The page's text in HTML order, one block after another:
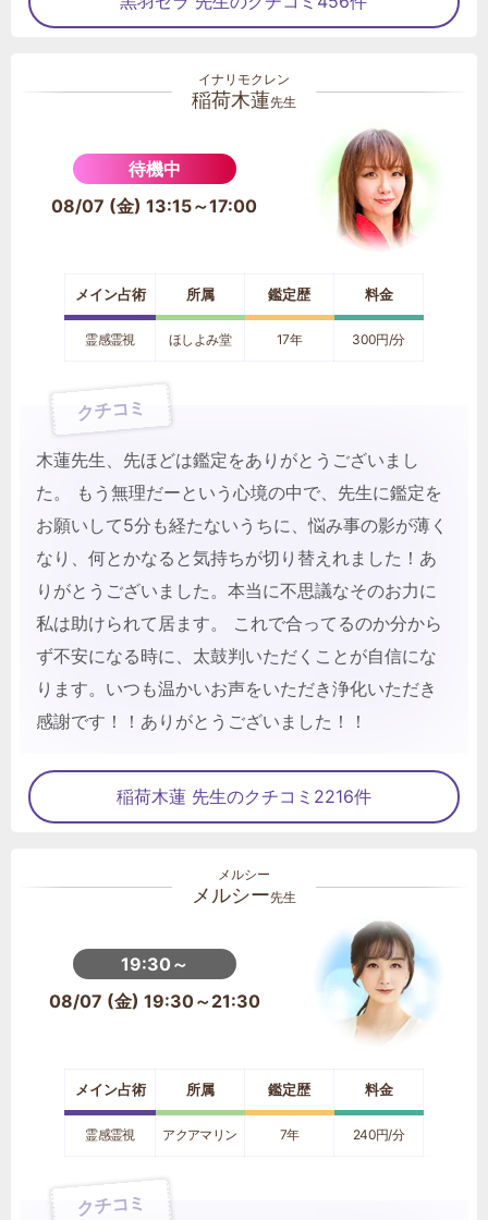
稲荷木蓮先生
待機中
08/07 (金) 13:15～17:00
メイン占術 所属 鑑定歴 料金
霊感霊視 ほしよみ堂 17年 300円/分
クチコミ
木蓮先生、先ほどは鑑定をありがとうございまし
た。 もう無理だーという心境の中で、先生に鑑定を
お願いして5分も経たないうちに、悩み事の影が薄く
なり、何とかなると気持ちが切り替えれました！あ
りがとうございました。本当に不思議なそのお力に
私は助けられて居ます。 これで合ってるのか分から
ず不安になる時に、太鼓判いただくことが自信にな
ります。いつも温かいお声をいただき浄化いただき
感謝です！！ありがとうございました！！
稲荷木蓮 先生のクチコミ2216件
メルシー先生
19:30～
08/07 (金) 19:30～21:30
メイン占術 所属 鑑定歴 料金
霊感霊視 アクアマリン 7年 240円/分
クチコミ